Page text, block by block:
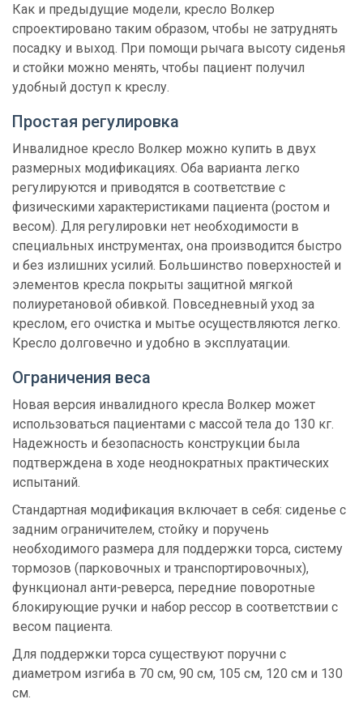
Как и предыдущие модели, кресло Волкер
спроектировано таким образом, чтобы не затруднять
посадку и выход. При помощи рычага высоту сиденья
и стойки можно менять, чтобы пациент получил
удобный доступ к креслу.
Простая регулировка
Инвалидное кресло Волкер можно купить в двух
размерных модификациях. Оба варианта легко
регулируются и приводятся в соответствие с
физическими характеристиками пациента (ростом и
весом). Для регулировки нет необходимости в
специальных инструментах, она производится быстро
и без излишних усилий. Большинство поверхностей и
элементов кресла покрыты защитной мягкой
полиуретановой обивкой. Повседневный уход за
креслом, его очистка и мытье осуществляются легко.
Кресло долговечно и удобно в эксплуатации.
Ограничения веса
Новая версия инвалидного кресла Волкер может
использоваться пациентами с массой тела до 130 кг.
Надежность и безопасность конструкции была
подтверждена в ходе неоднократных практических
испытаний.
Стандартная модификация включает в себя: сиденье с
задним ограничителем, стойку и поручень
необходимого размера для поддержки торса, систему
тормозов (парковочных и транспортировочных),
функционал анти-реверса, передние поворотные
блокирующие ручки и набор рессор в соответствии с
весом пациента.
Для поддержки торса существуют поручни с
диаметром изгиба в 70 см, 90 см, 105 см, 120 см и 130
см.